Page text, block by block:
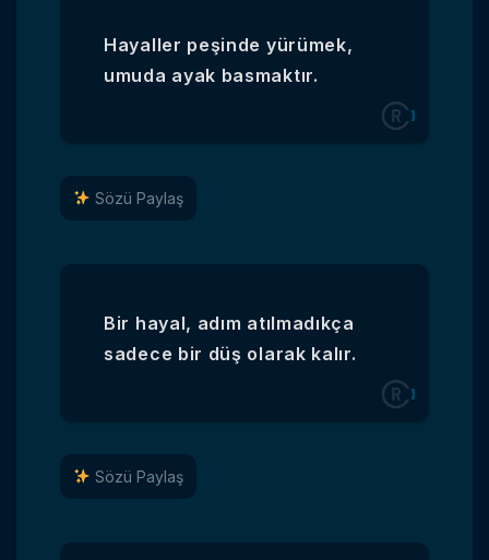
Hayaller peşinde yürümek,
umuda ayak basmaktır.
Sözü Paylaş
Bir hayal, adım atılmadıkça
sadece bir düş olarak kalır.
Sözü Paylaş